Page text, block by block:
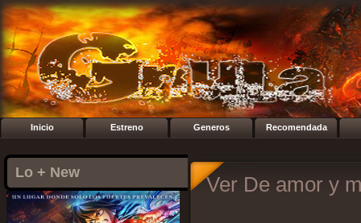
Inicio Estreno Generos Recomendada
Lo + New Ver De amor y